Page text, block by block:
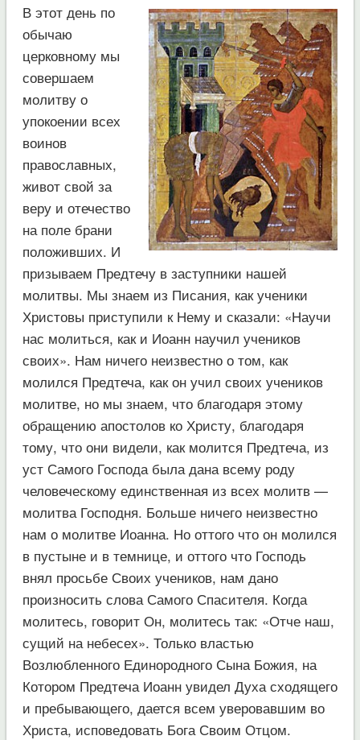
В этот день по
обычаю
церковному мы
совершаем
молитву о
упокоении всех
воинов
православных,
живот свой за
веру и отечество
на поле брани
положивших. И
призываем Предтечу в заступники нашей
молитвы. Мы знаем из Писания, как ученики
Христовы приступили к Нему и сказали: «Научи
нас молиться, как и Иоанн научил учеников
своих». Нам ничего неизвестно о том, как
молился Предтеча, как он учил своих учеников
молитве, но мы знаем, что благодаря этому
обращению апостолов ко Христу, благодаря
тому, что они видели, как молится Предтеча, из
уст Самого Господа была дана всему роду
человеческому единственная из всех молитв —
молитва Господня. Больше ничего неизвестно
нам о молитве Иоанна. Но оттого что он молился
в пустыне и в темнице, и оттого что Господь
внял просьбе Своих учеников, нам дано
произносить слова Самого Спасителя. Когда
молитесь, говорит Он, молитесь так: «Отче наш,
сущий на небесех». Только властью
Возлюбленного Единородного Сына Божия, на
Котором Предтеча Иоанн увидел Духа сходящего
и пребывающего, дается всем уверовавшим во
Христа, исповедовать Бога Своим Отцом.